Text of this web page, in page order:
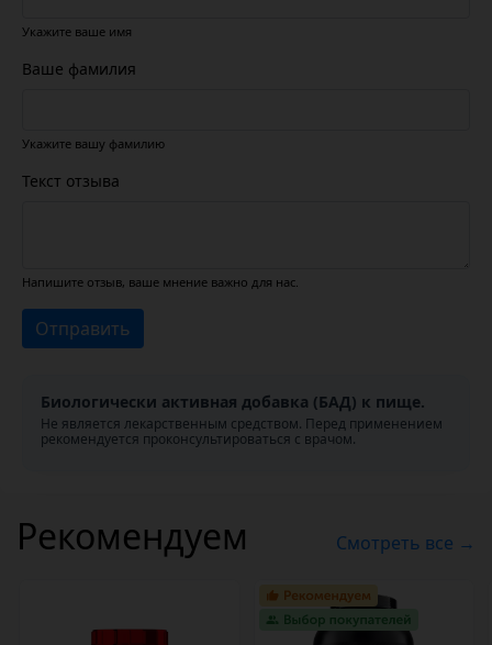
Укажите ваше имя
Ваше фамилия
Укажите вашу фамилию
Текст отзыва
Напишите отзыв, ваше мнение важно для нас.
Отправить
Биологически активная добавка (БАД) к пище.
Не является лекарственным средством. Перед применением
рекомендуется проконсультироваться с врачом.
Рекомендуем Смотреть все →